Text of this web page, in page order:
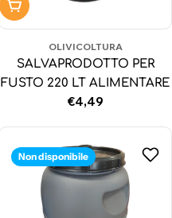
Aggiungi al carrello
OLIVICOLTURA
SALVAPRODOTTO PER
FUSTO 220 LT ALIMENTARE
Prezzo
€4,49
Non disponibile